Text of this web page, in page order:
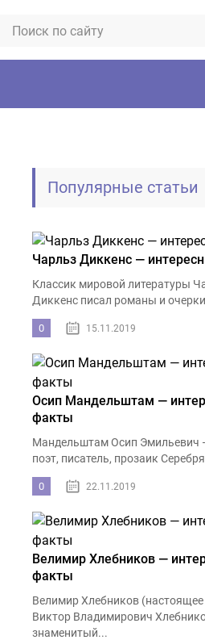
Популярные статьи
Чарльз Диккенс —
Классик мировой литературы
Диккенс писал романы и
0 15.11.2019
Осип Мандельштам —
факты
Мандельштам Осип Эмильевич
поэт, писатель, прозаик
0 22.11.2019
Велимир Хлебников —
факты
Велимир Хлебников
Виктор Владимирович
знаменитый...